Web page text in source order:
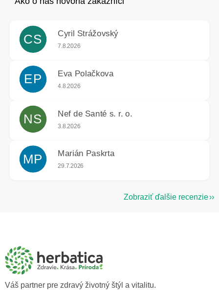
CS Cyril Strážovský
Hodnotenie obchodu je 5 z 5 hviezdičiek.
7.8.2026
EP Eva Polačkova
Hodnotenie obchodu je 5 z 5 hviezdičiek.
4.8.2026
NS Nef de Santé s. r. o.
Hodnotenie obchodu je 5 z 5 hviezdičiek.
3.8.2026
MP Marián Paskrta
Hodnotenie obchodu je 5 z 5 hviezdičiek.
29.7.2026
Zobraziť ďalšie recenzie
Váš partner pre zdravý životný štýl a vitalitu.